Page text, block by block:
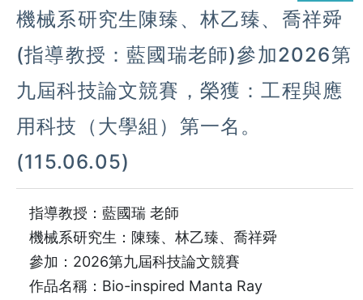
機械系研究生陳臻、林乙臻、喬祥舜
(指導教授：藍國瑞老師)參加2026第
九屆科技論文競賽，榮獲：工程與應
用科技（大學組）第一名。
(115.06.05)
指導教授：藍國瑞 老師
機械系研究生：陳臻、林乙臻、喬祥舜
參加：2026第九屆科技論文競賽
作品名稱：Bio-inspired Manta Ray